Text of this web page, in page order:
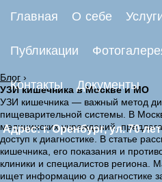
Главная О себе
Публикации
Контакты Документы
Адрес: г. Оренбург, ул. 70
Блог ›
УЗИ кишечника в Москве и МО
УЗИ кишечника — важный метод
пищеварительной системы. В
медицинских учреждений,
доступ к диагностике. В статье
кишечника, его показания и
клиники и специалистов региона.
ищет информацию о диагностике